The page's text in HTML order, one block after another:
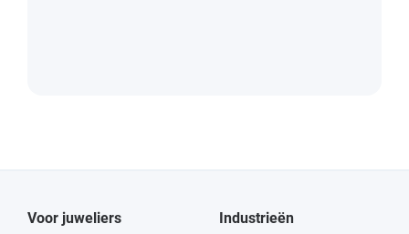
Voor juweliers Industrieën